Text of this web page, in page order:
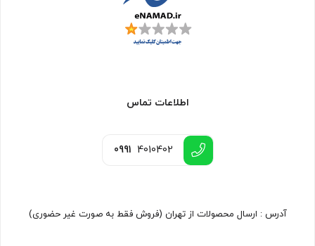
اطلاعات تماس
0991 4010402
آدرس : ارسال محصولات از تهران (فروش فقط به صورت غیر حضوری)